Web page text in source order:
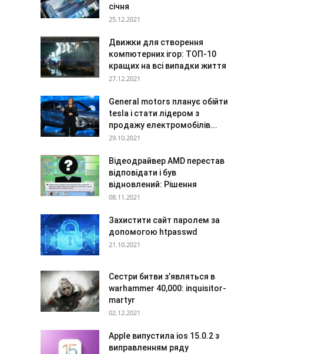
січня
25.12.2021
Движки для створення
компютерних ігор: ТОП-10
кращих на всі випадки життя
27.12.2021
General motors планує обійти
tesla і стати лідером з
продажу електромобілів...
29.10.2021
Відеодрайвер AMD перестав
відповідати і був
відновлений: Рішення
08.11.2021
Захистити сайт паролем за
допомогою htpasswd
21.10.2021
Сестри битви з’являться в
warhammer 40,000: inquisitor-
martyr
02.12.2021
Apple випустила ios 15.0.2 з
виправленням ряду